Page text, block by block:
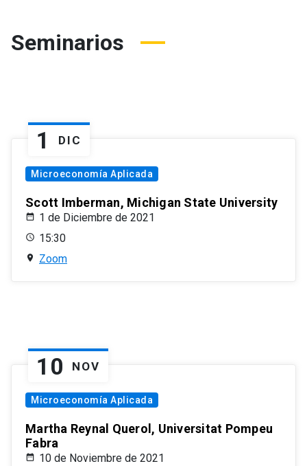
Seminarios
1 DIC
Microeconomía Aplicada
Scott Imberman, Michigan State University
1 de Diciembre de 2021
15:30
Zoom
10 NOV
Microeconomía Aplicada
Martha Reynal Querol, Universitat Pompeu
Fabra
10 de Noviembre de 2021